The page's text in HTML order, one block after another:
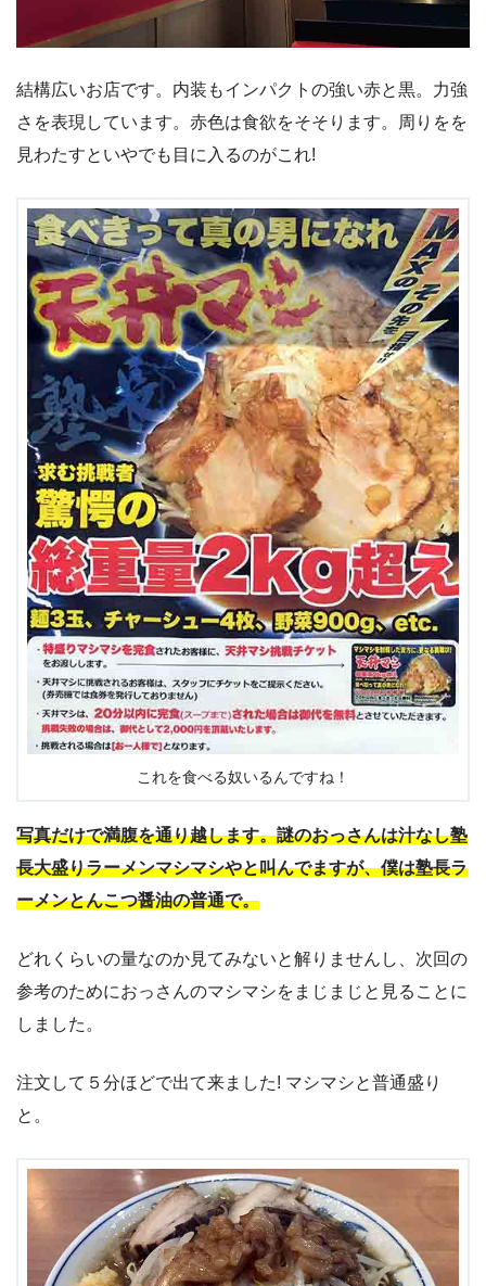
結構広いお店です。内装もインパクトの強い赤と黒。力強
さを表現しています。赤色は食欲をそそります。周りをを
見わたすといやでも目に入るのがこれ!
これを食べる奴いるんですね！
写真だけで満腹を通り越します。謎のおっさんは汁なし塾
長大盛りラーメンマシマシやと叫んでますが、僕は塾長ラ
ーメンとんこつ醤油の普通で。
どれくらいの量なのか見てみないと解りませんし、次回の
参考のためにおっさんのマシマシをまじまじと見ることに
しました。
注文して５分ほどで出て来ました! マシマシと普通盛り
と。